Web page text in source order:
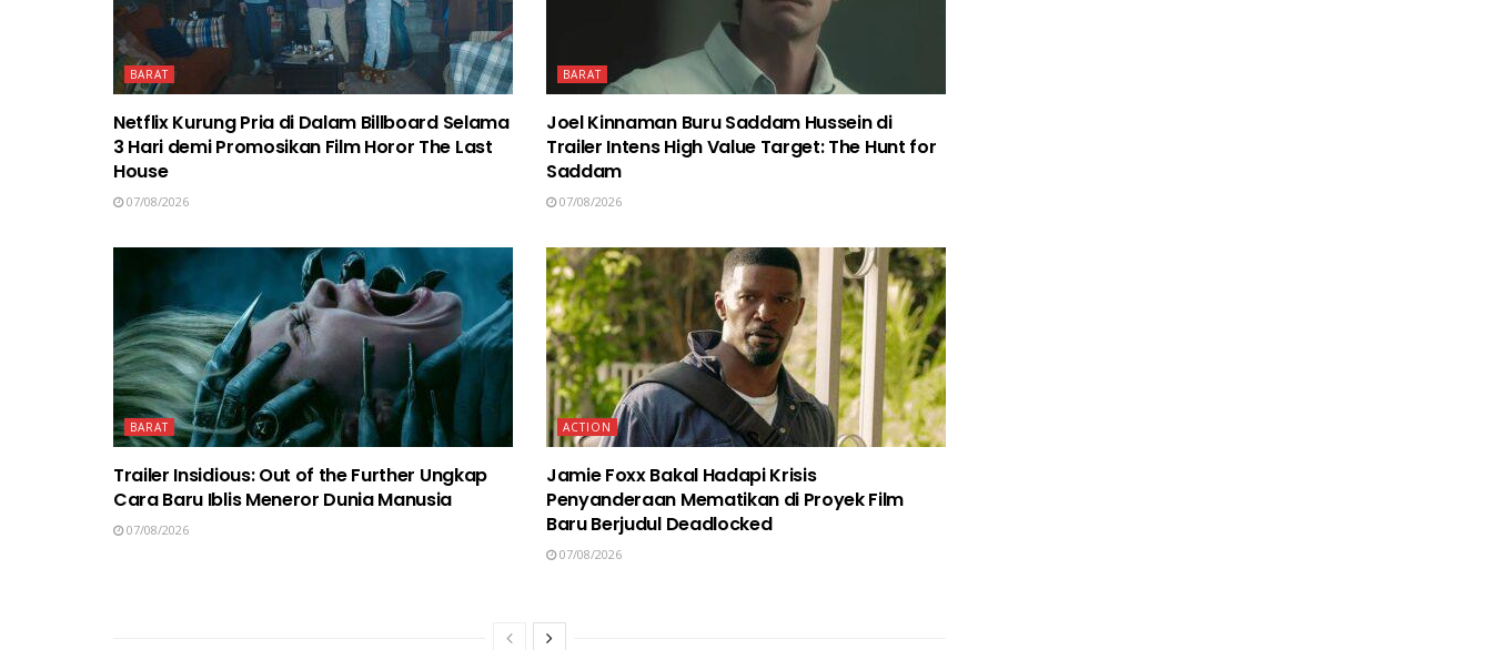
BARAT
Netflix Kurung Pria di Dalam Billboard Selama
3 Hari demi Promosikan Film Horor The Last
House
07/08/2026
BARAT
Joel Kinnaman Buru Saddam Hussein di
Trailer Intens High Value Target: The Hunt for
Saddam
07/08/2026
BARAT
Trailer Insidious: Out of the Further Ungkap
Cara Baru Iblis Meneror Dunia Manusia
07/08/2026
ACTION
Jamie Foxx Bakal Hadapi Krisis
Penyanderaan Mematikan di Proyek Film
Baru Berjudul Deadlocked
07/08/2026